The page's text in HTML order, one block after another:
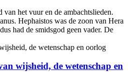
van het vuur en de ambachtslieden.
Hephaistos was de zoon van Hera
had de smidsgod geen vader. De
wijsheid, de wetenschap en